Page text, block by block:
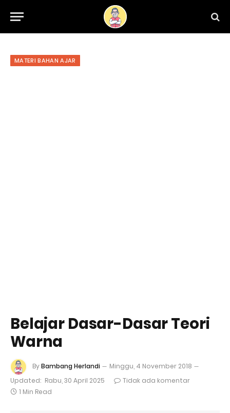
MATERI BAHAN AJAR
Belajar Dasar-Dasar Teori
Warna
ByBambang Herlandi
Minggu, 4 November 2018
Updated: Rabu, 30 April 2025
Tidak ada komentar
1 Min Read